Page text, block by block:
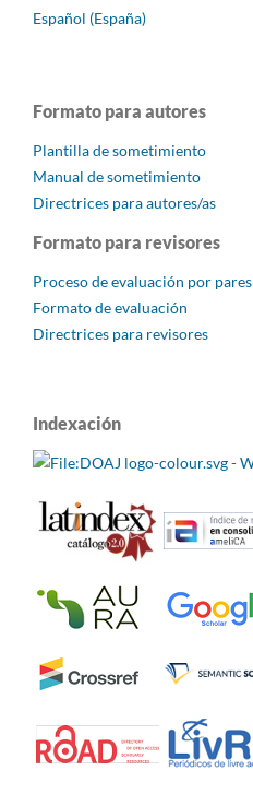
Español (España)
Formato para autores
Plantilla de sometimiento
Manual de sometimiento
Directrices para autores/as
Formato para revisores
Proceso de evaluación por pares
Formato de evaluación
Directrices para revisores
Indexación